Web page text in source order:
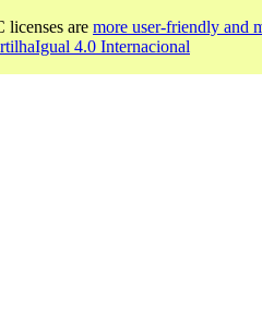
licenses are more user-friendly and
4.0 Internacional